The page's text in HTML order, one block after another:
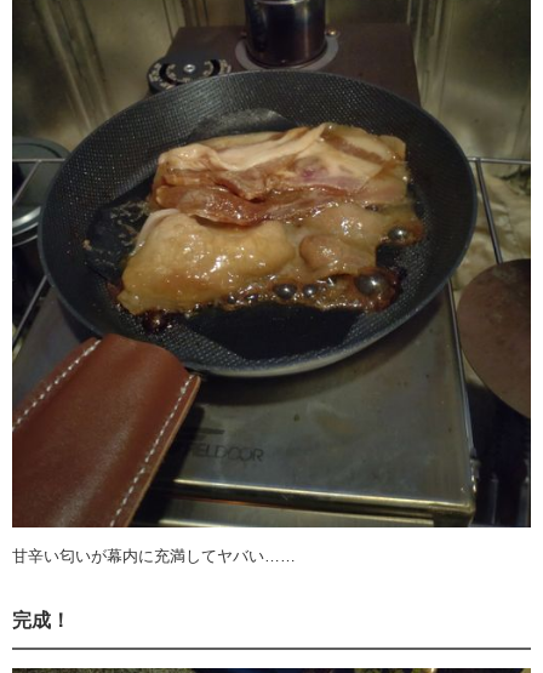
甘辛い匂いが幕内に充満してヤバい……
完成！